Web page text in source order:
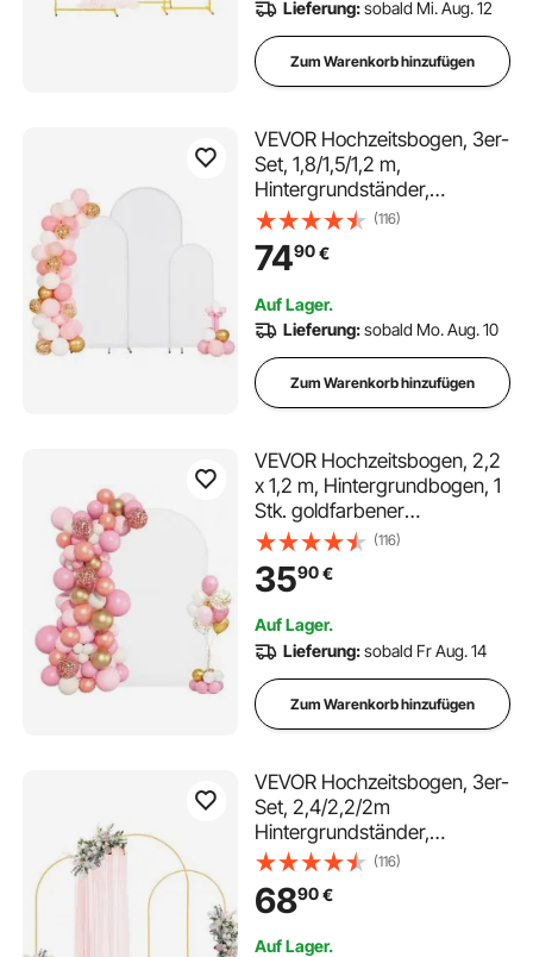
Lieferung:sobald Mi. Aug. 12
Zum Warenkorb hinzufügen
VEVOR Hochzeitsbogen, 3er-
Set, 1,8/1,5/1,2 m,
Hintergrundständer,
Goldfarbener Metall-
Ballonbogen mit Abdeckung,
für Hochzeiten,
Abschlussfeiern, Feste &
Zeremoniendekorationen
(116)
7490€
Auf Lager.
Lieferung:sobald Mo. Aug. 10
Zum Warenkorb hinzufügen
VEVOR Hochzeitsbogen, 2,2
x 1,2 m, Hintergrundbogen, 1
Stk. goldfarbener
Metallbogen, Traubogen,
Ballonbogen mit Abdeckung
für Hochzeiten,
& Zeremoniendekoration
(116)
3590€
Auf Lager.
Lieferung:sobald Fr Aug. 14
Zum Warenkorb hinzufügen
VEVOR Hochzeitsbogen, 3er-
Set, 2,4/2,2/2m
Hintergrundständer,
goldfarbener Metall-
Ballonbogen für Hochzeiten,
Geburtstagsfeiern,
(116)
6890€
Auf Lager.